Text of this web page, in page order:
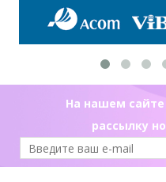
На нашем
рассылку